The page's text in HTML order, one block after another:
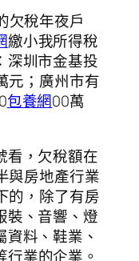
欠稅年夜戶
繳小我所得稅
深圳市金基投
元；廣州市有
包養網00萬
看，欠稅額在
與房地產行業
的，除了有房
裝、音響、燈
料、鞋業、
行業的企業。